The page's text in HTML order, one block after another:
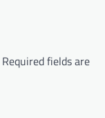
Required fields are